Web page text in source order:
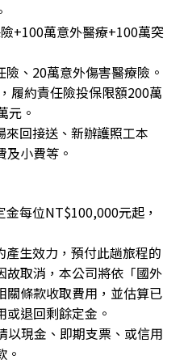
+100萬意外醫療+100萬突
、20萬意外傷害醫療險。
約責任險投保限額200萬
元。
回接送、新辦護照工本
及小費等。
每位NT$100,000元起，
生效力，預付此趟旅程的
故取消，本公司將依「國外
關條款收取費用，並估算已
退回剩餘定金。
以現金、即期支票、或信用
。